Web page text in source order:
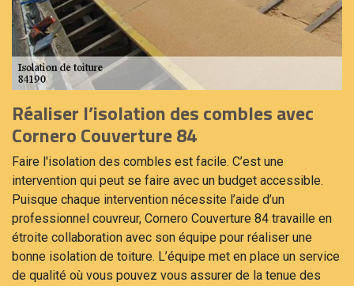
Réaliser l’isolation des combles avec
Cornero Couverture 84
Faire l'isolation des combles est facile. C’est une
intervention qui peut se faire avec un budget accessible.
Puisque chaque intervention nécessite l’aide d’un
professionnel couvreur, Cornero Couverture 84 travaille en
étroite collaboration avec son équipe pour réaliser une
bonne isolation de toiture. L’équipe met en place un service
de qualité où vous pouvez vous assurer de la tenue des